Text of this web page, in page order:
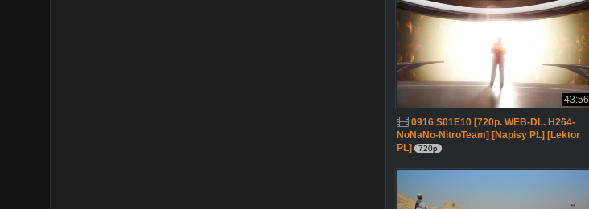
43:56
0916 S01E10 [720p. WEB-DL. H264-
NoNaNo-NitroTeam] [Napisy PL] [Lektor
PL]
720p